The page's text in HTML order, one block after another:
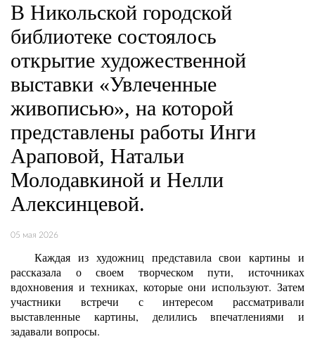
В Никольской городской
библиотеке состоялось
открытие художественной
выставки «Увлеченные
живописью», на которой
представлены работы Инги
Араповой, Натальи
Молодавкиной и Нелли
Алексинцевой.
05 мая 2026
Каждая из художниц представила свои картины и
рассказала о своем творческом пути, источниках
вдохновения и техниках, которые они используют. Затем
участники встречи с интересом рассматривали
выставленные картины, делились впечатлениями и
задавали вопросы.